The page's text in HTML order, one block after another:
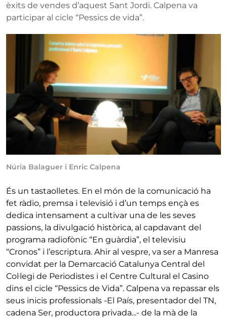
èxits de vendes d’aquest Sant Jordi. Calpena va
participar al cicle “Pessics de vida”.
Núria Balaguer i Enric Calpena
És un tastaolletes. En el món de la comunicació ha
fet ràdio, premsa i televisió i d’un temps ençà es
dedica intensament a cultivar una de les seves
passions, la divulgació històrica, al capdavant del
programa radiofònic “En guàrdia”, el televisiu
“Cronos” i l’escriptura. Ahir al vespre, va ser a Manresa
convidat per la Demarcació Catalunya Central del
Col·legi de Periodistes i el Centre Cultural el Casino
dins el cicle “Pessics de Vida”. Calpena va repassar els
seus inicis professionals -El País, presentador del TN,
cadena Ser, productora privada...- de la mà de la